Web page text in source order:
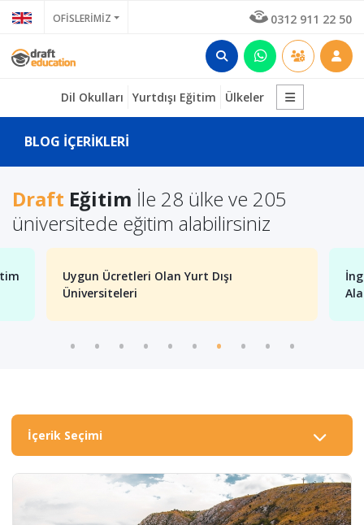
OFİSLERİMİZ 0312 911 22 50
Dil Okulları Yurtdışı Eğitim Ülkeler
BLOG İÇERİKLERİ
Draft Eğitim İle 28 ülke ve 205
üniversitede eğitim alabilirsiniz
Uygun Ücretleri Olan Yurt Dışı
Üniversiteleri
İçerik Seçimi